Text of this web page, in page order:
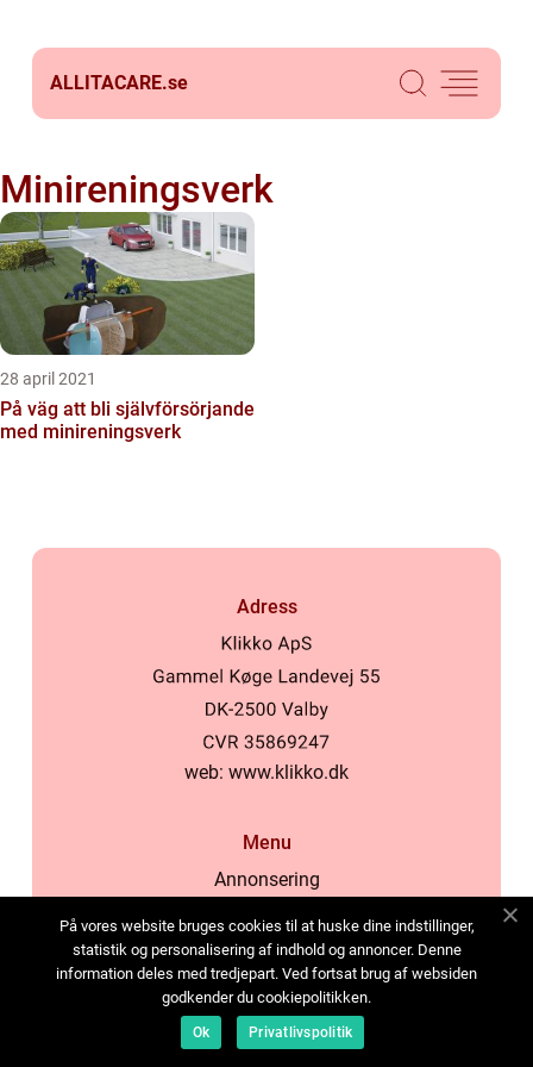
ALLITACARE.se
Minireningsverk
28 april 2021
På väg att bli självförsörjande
med minireningsverk
Adress
web: www.klikko.dk
Menu
Annonsering
Cookies
Kontakta oss
Sitemap
På vores website bruges cookies til at huske dine indstillinger,
statistik og personalisering af indhold og annoncer. Denne
information deles med tredjepart. Ved fortsat brug af websiden
godkender du cookiepolitikken.
Ok Privatlivspolitik